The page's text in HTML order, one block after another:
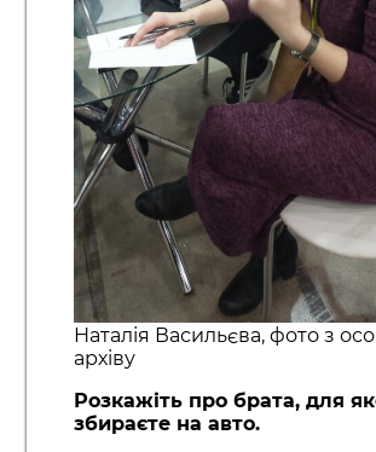
Наталія Васильєва, фото з
архіву
Розкажіть про брата, для
збираєте на авто.